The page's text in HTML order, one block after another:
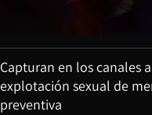
Capturan en los canales
explotación sexual de
preventiva